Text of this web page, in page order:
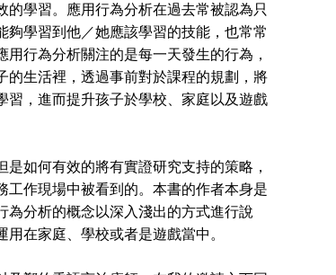
學習。應用行為分析在過去常被認為只
學習到他／她應該學習的技能，也常常
行為分析關注的是每一天發生的行為，
的生活裡，透過事前對於課程的規劃，將
習，進而提升孩子於學校、家庭以及遊戲
如何有效的將有實證研究支持的策略，
作現場中被看到的。本書的作者本身是
為分析的概念以深入淺出的方式進行說
在家庭、學校或者是遊戲當中。